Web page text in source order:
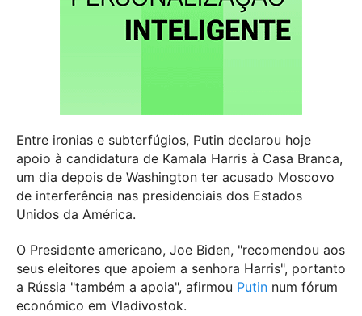
Entre ironias e subterfúgios, Putin declarou hoje
apoio à candidatura de Kamala Harris à Casa Branca,
um dia depois de Washington ter acusado Moscovo
de interferência nas presidenciais dos Estados
Unidos da América.
O Presidente americano, Joe Biden, "recomendou aos
seus eleitores que apoiem a senhora Harris", portanto
a Rússia "também a apoia", afirmou Putin num fórum
económico em Vladivostok.